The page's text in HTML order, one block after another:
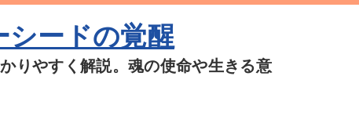
ードの覚醒
りやすく解説。魂の使命や生きる意